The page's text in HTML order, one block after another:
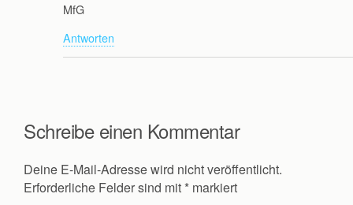
MfG
Antworten
Schreibe einen Kommentar
Deine E-Mail-Adresse wird nicht veröffentlicht.
Erforderliche Felder sind mit * markiert